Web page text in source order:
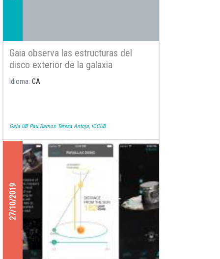
Gaia observa las estructuras del
disco exterior de la galaxia
Idioma CA
Gaia UB Pau Ramos Teresa Antoja, ICCUB
27/10/2019